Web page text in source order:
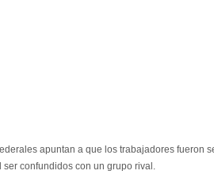
apuntan a que los trabajadores fueron
confundidos con un grupo rival.